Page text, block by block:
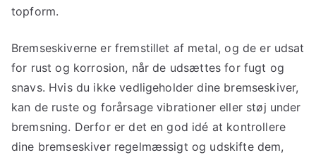
topform.
Bremseskiverne er fremstillet af metal, og de er udsat
for rust og korrosion, når de udsættes for fugt og
snavs. Hvis du ikke vedligeholder dine bremseskiver,
kan de ruste og forårsage vibrationer eller støj under
bremsning. Derfor er det en god idé at kontrollere
dine bremseskiver regelmæssigt og udskifte dem,